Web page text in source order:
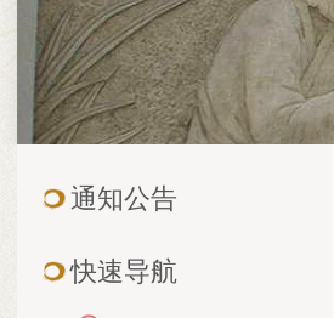
通知公告
快速导航